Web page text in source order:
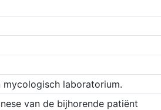
laboratorium.
van de bijhorende patiënt